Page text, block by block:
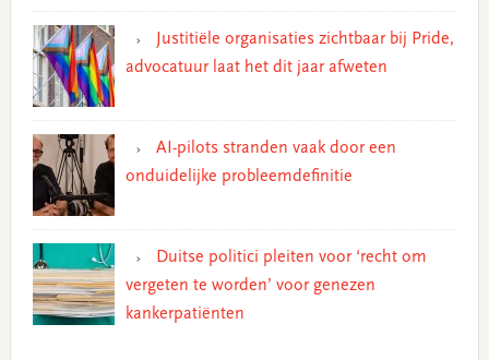
Justitiële organisaties zichtbaar bij Pride,
advocatuur laat het dit jaar afweten
AI-pilots stranden vaak door een
onduidelijke probleemdefinitie
Duitse politici pleiten voor ‘recht om
vergeten te worden’ voor genezen
kankerpatiënten